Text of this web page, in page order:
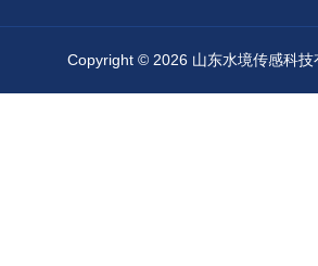
Copyright © 2026 山东水境传感科